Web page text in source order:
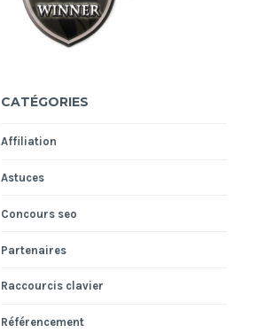
CATÉGORIES
Affiliation
Astuces
Concours seo
Partenaires
Raccourcis clavier
Référencement